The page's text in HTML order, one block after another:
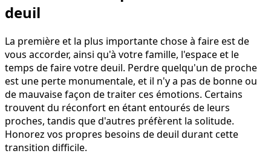
deuil
La première et la plus importante chose à faire est de
vous accorder, ainsi qu'à votre famille, l'espace et le
temps de faire votre deuil. Perdre quelqu'un de proche
est une perte monumentale, et il n'y a pas de bonne ou
de mauvaise façon de traiter ces émotions. Certains
trouvent du réconfort en étant entourés de leurs
proches, tandis que d'autres préfèrent la solitude.
Honorez vos propres besoins de deuil durant cette
transition difficile.